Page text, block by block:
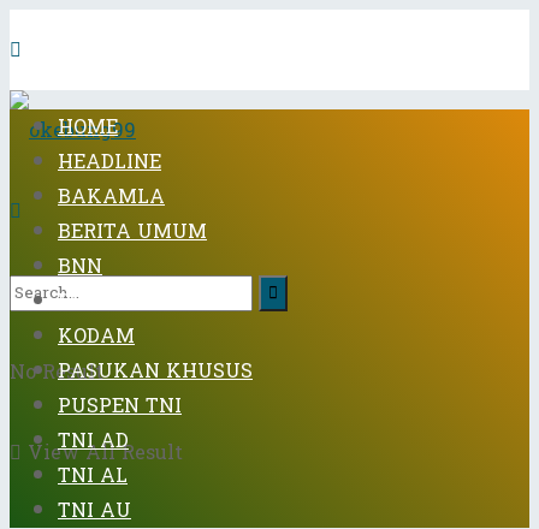
No Result
View All Result
HOME
HEADLINE
BAKAMLA
BERITA UMUM
BNN
DISPENAD
KODAM
PASUKAN KHUSUS
PUSPEN TNI
TNI AD
TNI AL
TNI AU